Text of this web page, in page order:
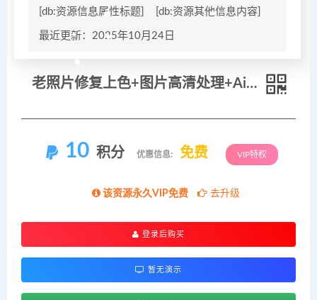
[db:资源信息属性标题] [db:资源其他信息内容]
最近更新：2025年10月24日
老照片修复上色+图片高清处理+Ai视频教学课程
10 积分 优惠信息: 免费 VIP特权
该资源永久VIP免费 去升级
登录后购买
暂无演示